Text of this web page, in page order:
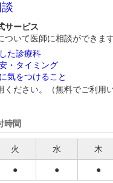
サービス
ついて医師に相談ができます
た診療科
・タイミング
気をつけること
ください。（無料でご利用
時間
火 水 木
● ● ●